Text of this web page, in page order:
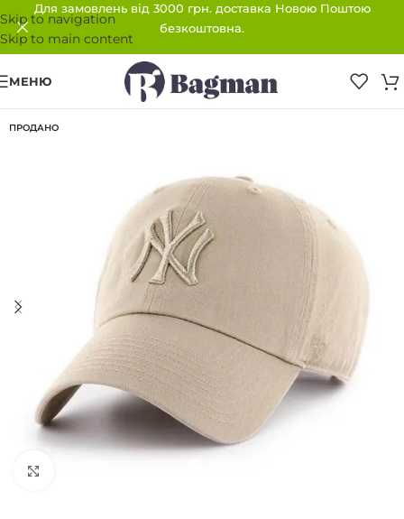
Skip to navigation
Skip to main content
Для замовлень від 3000 грн. доставка Новою Поштою
безкоштовна.
МЕНЮ
ПРОДАНО